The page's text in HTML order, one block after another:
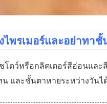
ไพรเมอร์และอย่าทา
ดว์หรือกลิตเตอร์สีอ่อนและ
น และชั้นตาหายระหว่างวันไ